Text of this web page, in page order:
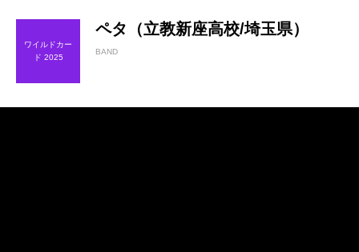
ワイルドカー
ド 2025
ペタ（立教新座高校/埼玉県）
BAND